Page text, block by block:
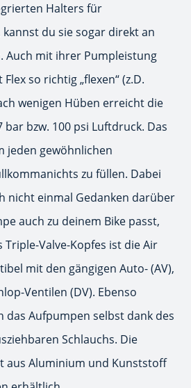
Halters für
du sie sogar direkt an
Auch mit ihrer Pumpleistung
so richtig „flexen“ (z.D.
wenigen Hüben erreicht die
bzw. 100 psi Luftdruck. Das
jeden gewöhnlichen
zu füllen. Dabei
nicht einmal Gedanken darüber
auch zu deinem Bike passt,
Triple-Valve-Kopfes ist die Air
mit den gängigen Auto- (AV),
Ventilen (DV). Ebenso
das Aufpumpen selbst dank des
Schlauchs. Die
aus Aluminium und Kunststoff